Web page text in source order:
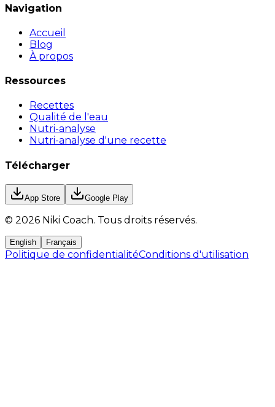
Navigation
Accueil
Blog
À propos
Ressources
Recettes
Qualité de l'eau
Nutri-analyse
Nutri-analyse d'une recette
Télécharger
App Store Google Play
© 2026 Niki Coach. Tous droits réservés.
English Français
Politique de confidentialitéConditions d'utilisation